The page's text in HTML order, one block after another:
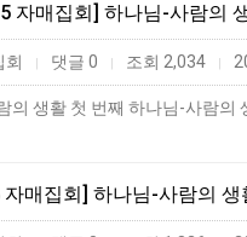
자매집회] 하나님-사람의
회 댓글 0 조회 2,034
자매집회] 하나님-사람의